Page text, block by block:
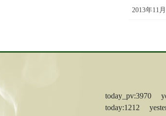
2013年11
today_pv:3970
today:1212